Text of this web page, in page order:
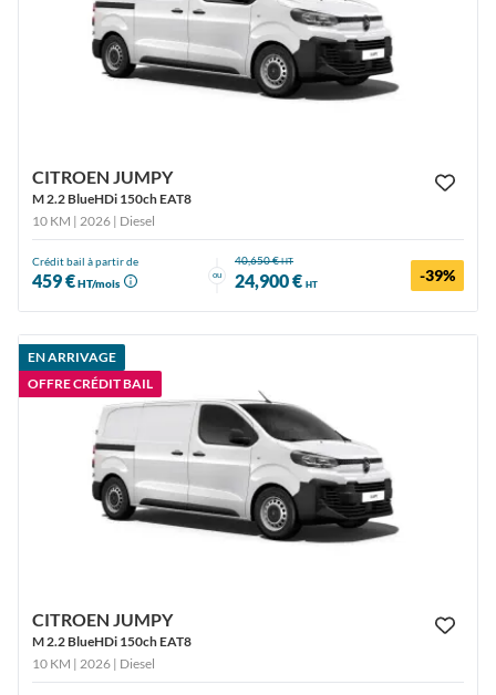
CITROEN JUMPY
M 2.2 BlueHDi 150ch EAT8
10 KM | 2026 | Diesel
Crédit bail à partir de
459 €HT/mois
ou
40,650 €HT
24,900 € HT -39%
EN ARRIVAGE
OFFRE CRÉDIT BAIL
CITROEN JUMPY
M 2.2 BlueHDi 150ch EAT8
10 KM | 2026 | Diesel